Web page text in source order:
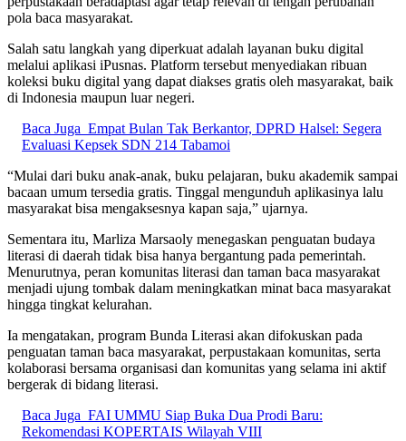
pola baca masyarakat.
Salah satu langkah yang diperkuat adalah layanan buku digital
melalui aplikasi iPusnas. Platform tersebut menyediakan ribuan
koleksi buku digital yang dapat diakses gratis oleh masyarakat, baik
di Indonesia maupun luar negeri.
Baca Juga Empat Bulan Tak Berkantor, DPRD Halsel: Segera
Evaluasi Kepsek SDN 214 Tabamoi
“Mulai dari buku anak-anak, buku pelajaran, buku akademik sampai
bacaan umum tersedia gratis. Tinggal mengunduh aplikasinya lalu
masyarakat bisa mengaksesnya kapan saja,” ujarnya.
Sementara itu, Marliza Marsaoly menegaskan penguatan budaya
literasi di daerah tidak bisa hanya bergantung pada pemerintah.
Menurutnya, peran komunitas literasi dan taman baca masyarakat
menjadi ujung tombak dalam meningkatkan minat baca masyarakat
hingga tingkat kelurahan.
Ia mengatakan, program Bunda Literasi akan difokuskan pada
penguatan taman baca masyarakat, perpustakaan komunitas, serta
kolaborasi bersama organisasi dan komunitas yang selama ini aktif
bergerak di bidang literasi.
Baca Juga FAI UMMU Siap Buka Dua Prodi Baru:
Rekomendasi KOPERTAIS Wilayah VIII